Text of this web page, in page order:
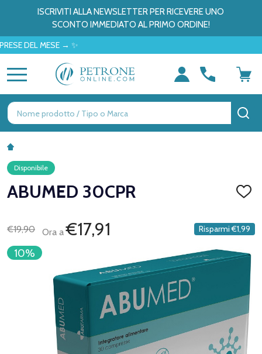
ISCRIVITI ALLA NEWSLETTER PER RICEVERE UNO
SCONTO IMMEDIATO AL PRIMO ORDINE!
MESE → ✨
Ricerca
Disponibile
ABUMED 30CPR
DEI
€19,90 Ora a€17,91 Risparmi €1,99
10%